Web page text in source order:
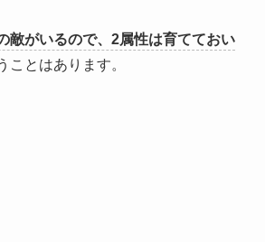
敵がいるので、2属性は育てておい
ことはあります。